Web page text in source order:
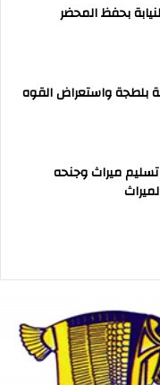
بحفظ المحضر
بلطجة واستعراض القوه
تسليم ميراث وجنحه